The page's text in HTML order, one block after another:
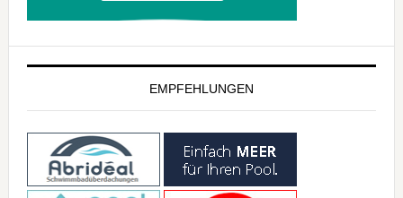
EMPFEHLUNGEN